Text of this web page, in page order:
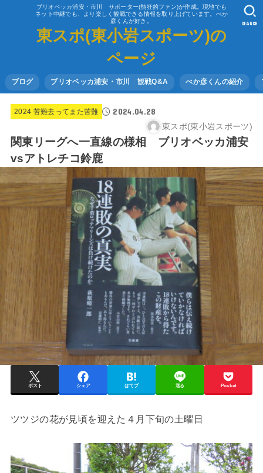
ブリオベッカ浦安・市川 サポーター(熱狂的ファン)が作成。現地でも
ネット中継でも、より楽しく観戦できる情報を取り上げています。べか
彦くんが好き。
東スポ(東小岩スポーツ)の
ページ
ブログ ブリオベッカ浦安・市川 観戦Q&A べか彦くんの紹介
SEARCH
2024 苦難去ってまた苦難 2024.04.28
東スポ(東小岩スポーツ)
関東リーグへ一直線の様相 ブリオベッカ浦安
vsアトレチコ鈴鹿
ポスト シェア はてブ 送る Pocket
ツツジの花が見頃を迎えた４月下旬の土曜日